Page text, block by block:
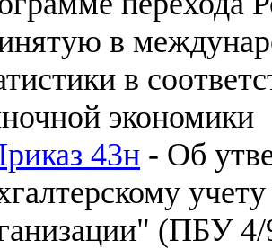
в
в
экономики
43н - Об
(ПБУ